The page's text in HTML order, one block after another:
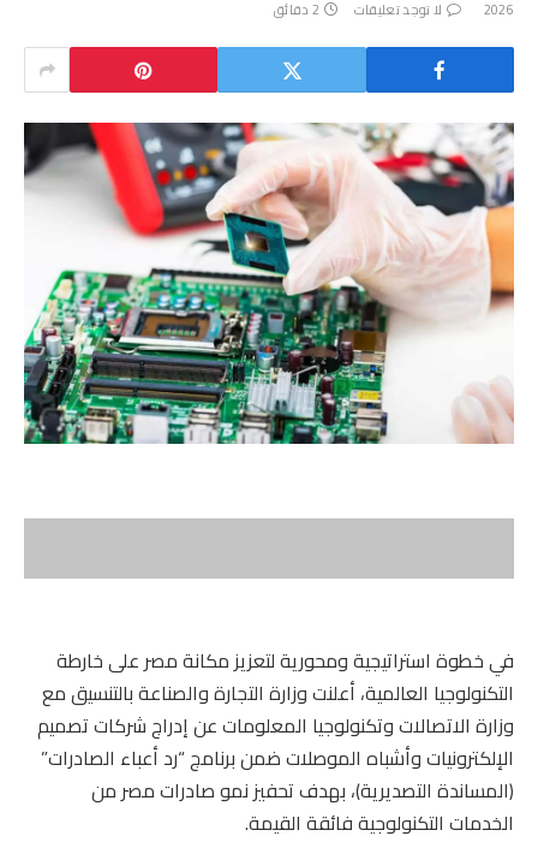
2026
لا توجد تعليقات 2 دقائق
في خطوة استراتيجية ومحورية لتعزيز مكانة مصر على خارطة
التكنولوجيا العالمية، أعلنت وزارة التجارة والصناعة بالتنسيق مع
وزارة الاتصالات وتكنولوجيا المعلومات عن إدراج شركات تصميم
الإلكترونيات وأشباه الموصلات ضمن برنامج “رد أعباء الصادرات”
(المساندة التصديرية)، بهدف تحفيز نمو صادرات مصر من
الخدمات التكنولوجية فائقة القيمة.